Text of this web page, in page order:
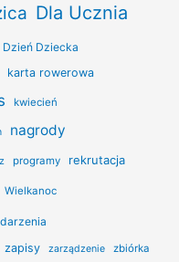
Dla Ucznia
Dzień Dziecka
karta rowerowa
kwiecień
nagrody
programy rekrutacja
Wielkanoc
zapisy zarządzenie zbiórka